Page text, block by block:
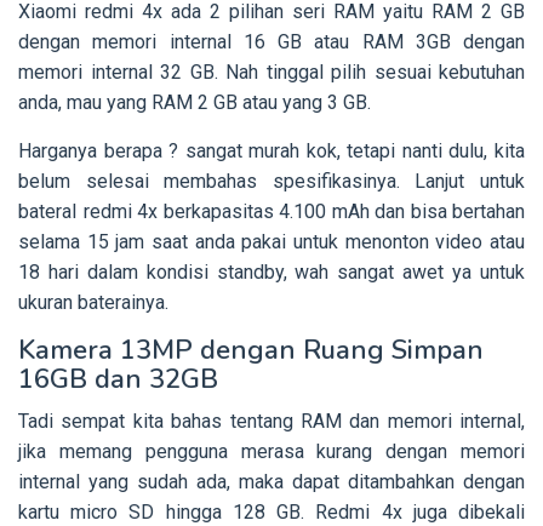
Xiaomi redmi 4x ada 2 pilihan seri RAM yaitu RAM 2 GB
dengan memori internal 16 GB atau RAM 3GB dengan
memori internal 32 GB. Nah tinggal pilih sesuai kebutuhan
anda, mau yang RAM 2 GB atau yang 3 GB.
Harganya berapa ? sangat murah kok, tetapi nanti dulu, kita
belum selesai membahas spesifikasinya. Lanjut untuk
bateraI redmi 4x berkapasitas 4.100 mAh dan bisa bertahan
selama 15 jam saat anda pakai untuk menonton video atau
18 hari dalam kondisi standby, wah sangat awet ya untuk
ukuran baterainya.
Kamera 13MP dengan Ruang Simpan
16GB dan 32GB
Tadi sempat kita bahas tentang RAM dan memori internal,
jika memang pengguna merasa kurang dengan memori
internal yang sudah ada, maka dapat ditambahkan dengan
kartu micro SD hingga 128 GB. Redmi 4x juga dibekali